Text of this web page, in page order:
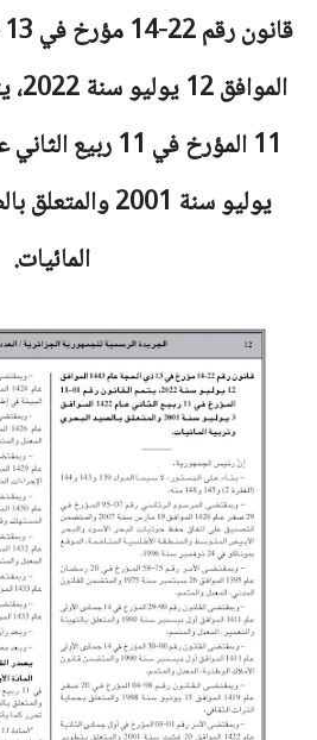
يوليو سنة 2001
المائيات.